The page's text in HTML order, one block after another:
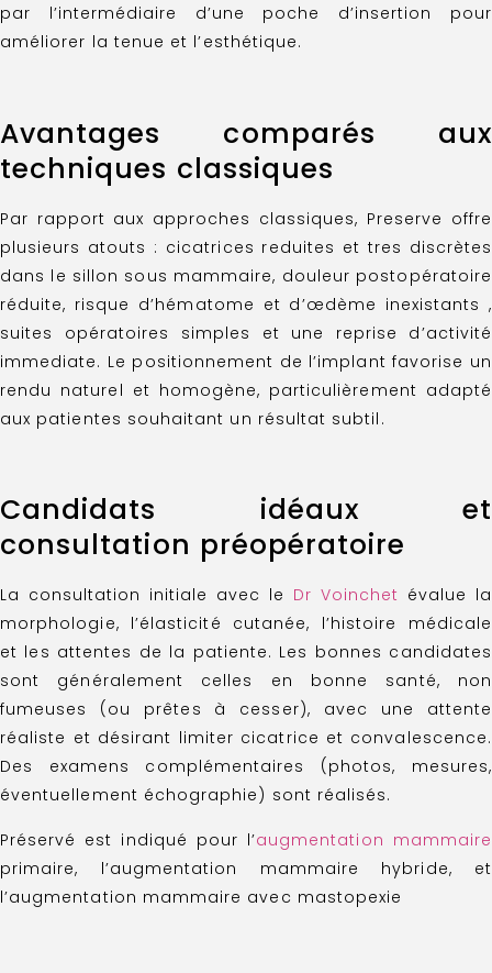
par l’intermédiaire d’une poche d’insertion pour
améliorer la tenue et l’esthétique.
Avantages comparés aux
techniques classiques
Par rapport aux approches classiques, Preserve offre
plusieurs atouts : cicatrices reduites et tres discrètes
dans le sillon sous mammaire, douleur postopératoire
réduite, risque d’hématome et d’œdème inexistants ,
suites opératoires simples et une reprise d’activité
immediate. Le positionnement de l’implant favorise un
rendu naturel et homogène, particulièrement adapté
aux patientes souhaitant un résultat subtil.
Candidats idéaux et
consultation préopératoire
La consultation initiale avec le Dr Voinchet évalue la
morphologie, l’élasticité cutanée, l’histoire médicale
et les attentes de la patiente. Les bonnes candidates
sont généralement celles en bonne santé, non
fumeuses (ou prêtes à cesser), avec une attente
réaliste et désirant limiter cicatrice et convalescence.
Des examens complémentaires (photos, mesures,
éventuellement échographie) sont réalisés.
Préservé est indiqué pour l’augmentation mammaire
primaire, l’augmentation mammaire hybride, et
l’augmentation mammaire avec mastopexie